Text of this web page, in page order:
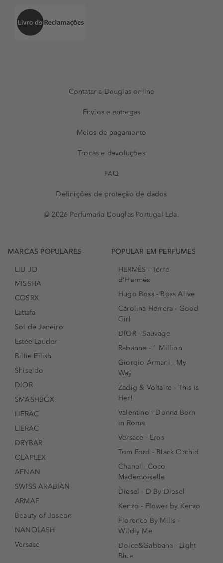
Contatar a Douglas online
Envios e entregas
Meios de pagamento
Trocas e devoluções
FAQ
Definições de proteção de dados
© 2026 Perfumaria Douglas Portugal Lda.
MARCAS POPULARES
LIU JO
MISSHA
COSRX
Lattafa
Sol de Janeiro
Estée Lauder
Billie Eilish
Shiseido
DIOR
SMASHBOX
LIERAC
LIERAC
DRYBAR
OLAPLEX
AFNAN
SWISS ARABIAN
ARMAF
Beauty of Joseon
NANOLASH
Versace
POPULAR EM PERFUMES
HERMÈS - Terre
d'Hermés
Hugo Boss - Boss Alive
Carolina Herrera - Good
Girl
DIOR - Sauvage
Rabanne - 1 Million
Giorgio Armani - My
Way
Zadig & Voltaire - This is
Her!
Valentino - Donna Born
in Roma
Versace - Eros
Tom Ford - Black Orchid
Chanel - Coco
Mademoiselle
Diesel - D By Diesel
Kenzo - Flower by Kenzo
Florence By Mills -
Wildly Me
Dolce&Gabbana - Light
Blue